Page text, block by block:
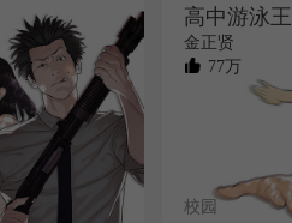
高中游泳王
金正贤
77万
校园